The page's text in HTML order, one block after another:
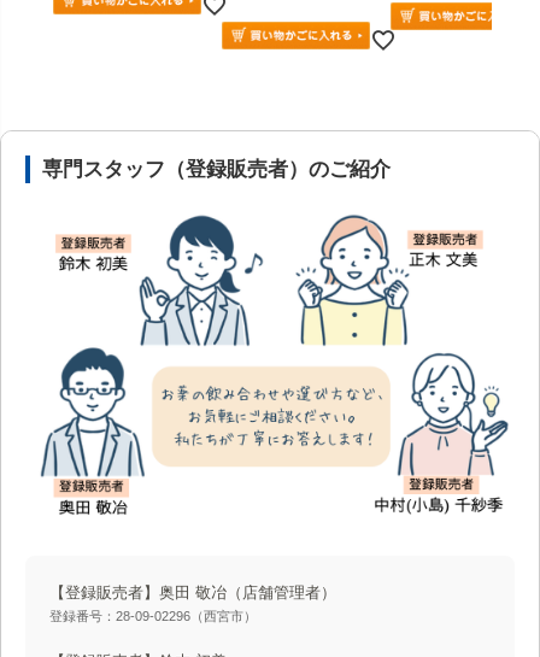
専門スタッフ（登録販売者）のご紹介
【登録販売者】奥田 敬冶 （店舗管理者）
登録番号：28-09-02296（西宮市）